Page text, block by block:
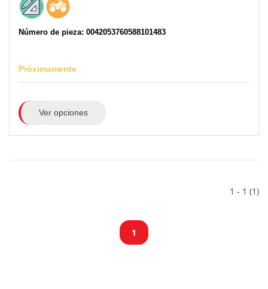
Número de pieza: 0042053760588101483
Próximamente
Ver opciones
1 - 1 (1)
1